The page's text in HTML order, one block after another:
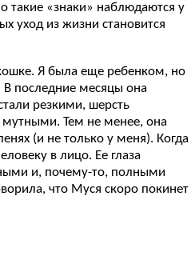
такие «знаки» наблюдаются у
уход из жизни становится
Я была еще ребенком, но
последние месяцы она
резкими, шерсть
мутными. Тем не менее, она
(и не только у меня). Когда
в лицо. Ее глаза
и, почему-то, полными
что Муся скоро покинет